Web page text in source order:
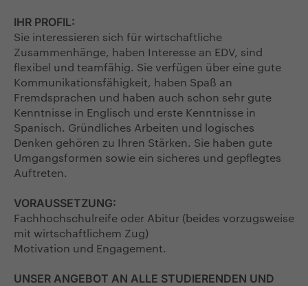
IHR PROFIL:
Sie interessieren sich für wirtschaftliche
Zusammenhänge, haben Interesse an EDV, sind
flexibel und teamfähig. Sie verfügen über eine gute
Kommunikationsfähigkeit, haben Spaß an
Fremdsprachen und haben auch schon sehr gute
Kenntnisse in Englisch und erste Kenntnisse in
Spanisch. Gründliches Arbeiten und logisches
Denken gehören zu Ihren Stärken. Sie haben gute
Umgangsformen sowie ein sicheres und gepflegtes
Auftreten.
VORAUSSETZUNG:
Fachhochschulreife oder Abitur (beides vorzugsweise
mit wirtschaftlichem Zug)
Motivation und Engagement.
UNSER ANGEBOT AN ALLE STUDIERENDEN UND